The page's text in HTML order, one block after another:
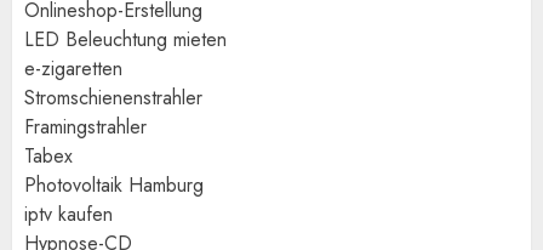
Onlineshop-Erstellung
LED Beleuchtung mieten
e-zigaretten
Stromschienenstrahler
Framingstrahler
Tabex
Photovoltaik Hamburg
iptv kaufen
Hypnose-CD